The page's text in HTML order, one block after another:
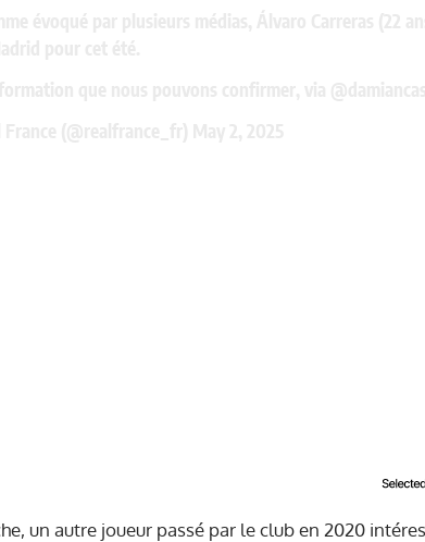
un autre joueur passé par le club en 2020